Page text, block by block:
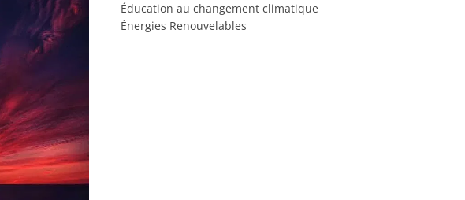
Éducation au changement climatique
Énergies Renouvelables